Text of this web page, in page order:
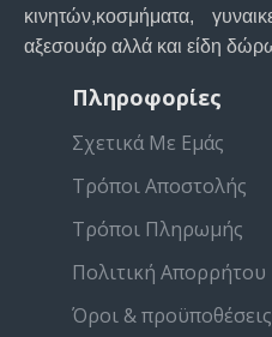
κινητών,κοσμήματα,
αξεσουάρ αλλά και είδη
Πληροφορίες
Σχετικά Με Εμάς
Τρόποι Αποστολής
Τρόποι Πληρωμής
Πολιτική Απορρήτου
Όροι &